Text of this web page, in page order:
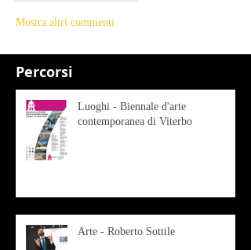
Percorsi
Mostra altri commenti
Luoghi - Biennale d'arte
contemporanea di Viterbo
Arte - Roberto Sottile